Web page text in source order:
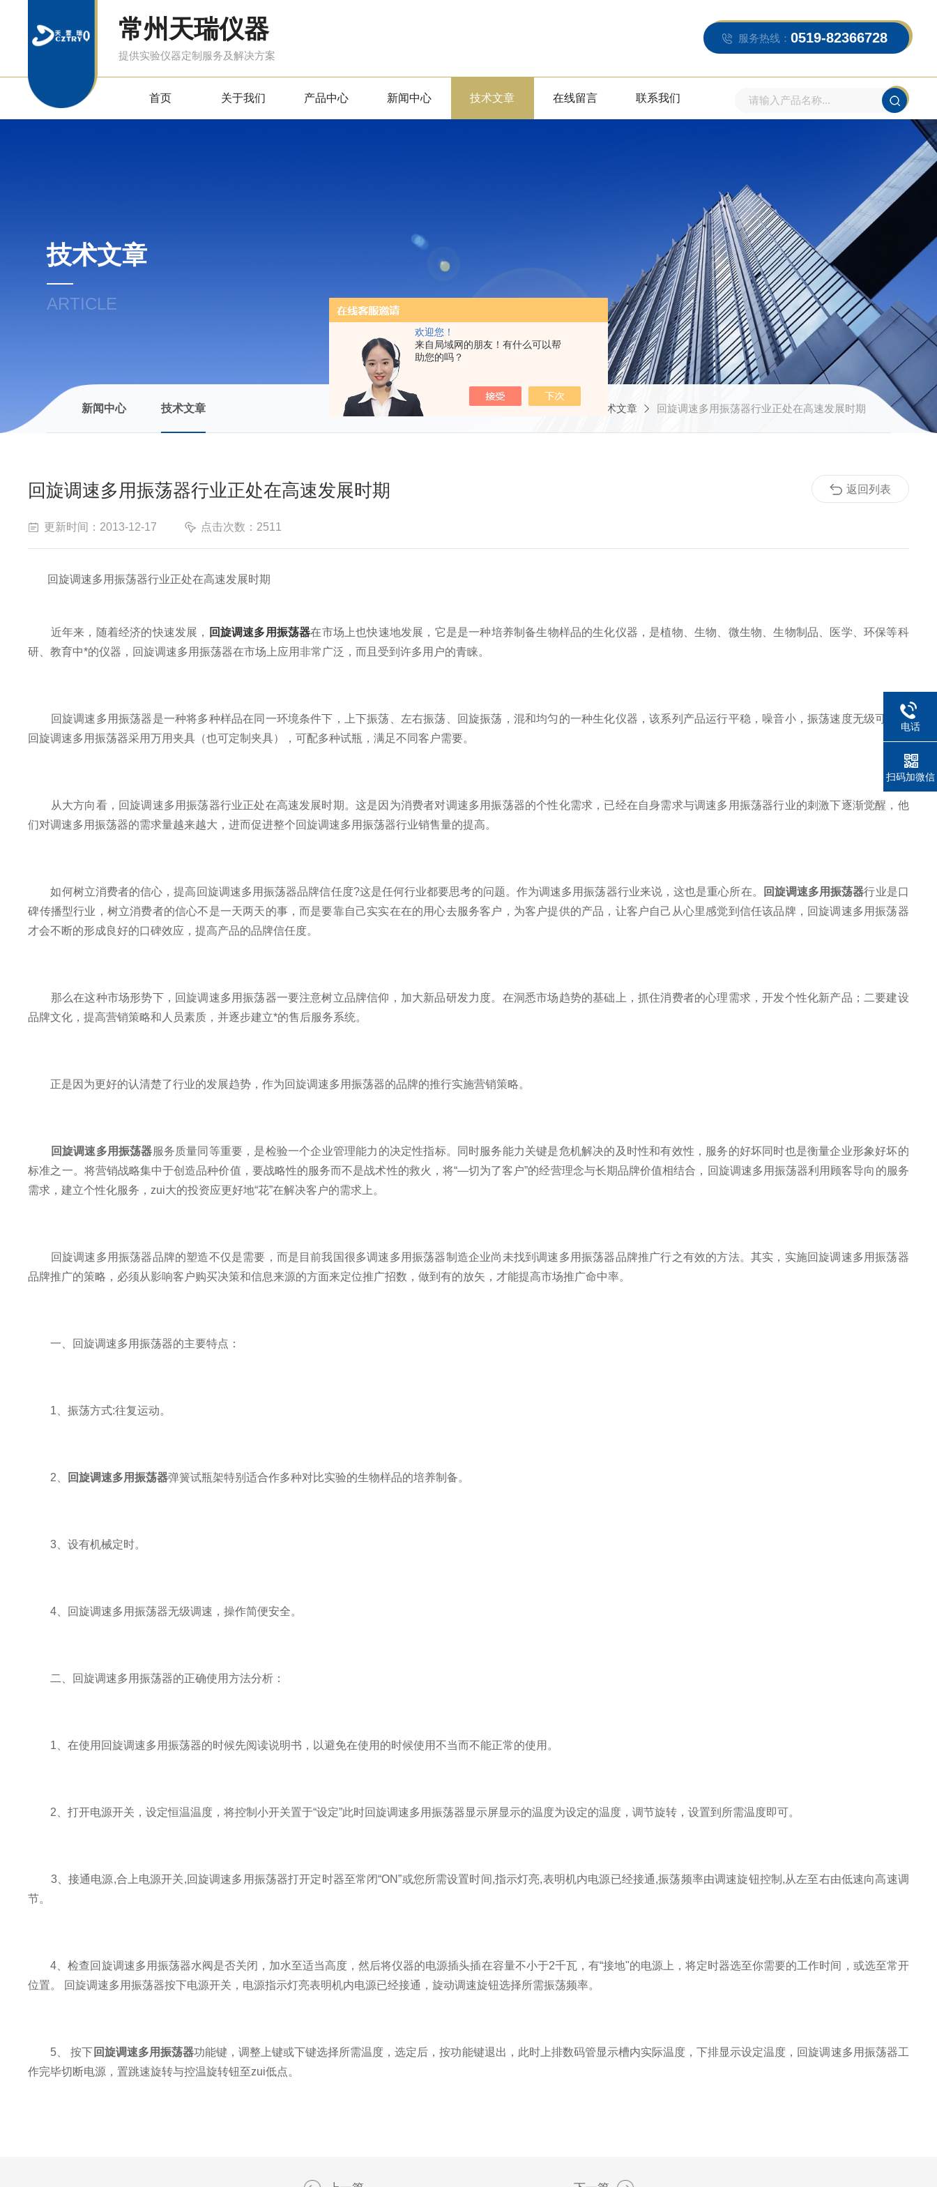
欢迎您！
来自局域网的朋友！有什么可以帮
助您的吗？
常州天瑞仪器
提供实验仪器定制服务及解决方案
服务热线： 0519-82366728
首页 关于我们 产品中心 新闻中心 技术文章 在线留言 联系我们
技术文章
ARTICLE
新闻中心 技术文章 当前位置：首页 技术文章 回旋调速多用振荡器行业正处在高速发展时期
回旋调速多用振荡器行业正处在高速发展时期
更新时间：2013-12-17 点击次数：2511
回旋调速多用振荡器行业正处在高速发展时期
近年来，随着经济的快速发展， 回旋调速多用振荡器在市场上也快速地发展，它是是一种培养制备生物样品的生化仪器，是植物、生物、微生物、生物制品、医学、环保等科
研、教育中*的仪器，回旋调速多用振荡器在市场上应用非常广泛，而且受到许多用户的青睐。
回旋调速多用振荡器是一种将多种样品在同一环境条件下，上下振荡、左右振荡、回旋振荡，混和均匀的一种生化仪器，该系列产品运行平稳，噪音小，振荡速度无级可调，
回旋调速多用振荡器采用万用夹具（也可定制夹具），可配多种试瓶，满足不同客户需要。
从大方向看，回旋调速多用振荡器行业正处在高速发展时期。这是因为消费者对调速多用振荡器的个性化需求，已经在自身需求与调速多用振荡器行业的刺激下逐渐觉醒，他
们对调速多用振荡器的需求量越来越大，进而促进整个回旋调速多用振荡器行业销售量的提高。
如何树立消费者的信心，提高回旋调速多用振荡器品牌信任度?这是任何行业都要思考的问题。作为调速多用振荡器行业来说，这也是重心所在。 回旋调速多用振荡器行业是口
碑传播型行业，树立消费者的信心不是一天两天的事，而是要靠自己实实在在的用心去服务客户，为客户提供的产品，让客户自己从心里感觉到信任该品牌，回旋调速多用振荡器
才会不断的形成良好的口碑效应，提高产品的品牌信任度。
那么在这种市场形势下，回旋调速多用振荡器一要注意树立品牌信仰，加大新品研发力度。在洞悉市场趋势的基础上，抓住消费者的心理需求，开发个性化新产品；二要建设
品牌文化，提高营销策略和人员素质，并逐步建立*的售后服务系统。
正是因为更好的认清楚了行业的发展趋势，作为回旋调速多用振荡器的品牌的推行实施营销策略。
回旋调速多用振荡器服务质量同等重要，是检验一个企业管理能力的决定性指标。同时服务能力关键是危机解决的及时性和有效性，服务的好坏同时也是衡量企业形象好坏的
标准之一。将营销战略集中于创造品种价值，要战略性的服务而不是战术性的救火，将“—切为了客户”的经营理念与长期品牌价值相结合，回旋调速多用振荡器利用顾客导向的服务
需求，建立个性化服务，zui大的投资应更好地“花”在解决客户的需求上。
回旋调速多用振荡器品牌的塑造不仅是需要，而是目前我国很多调速多用振荡器制造企业尚未找到调速多用振荡器品牌推广行之有效的方法。其实，实施回旋调速多用振荡器
品牌推广的策略，必须从影响客户购买决策和信息来源的方面来定位推广招数，做到有的放矢，才能提高市场推广命中率。
一、回旋调速多用振荡器的主要特点：
1、振荡方式:往复运动。
2、 回旋调速多用振荡器弹簧试瓶架特别适合作多种对比实验的生物样品的培养制备。
3、设有机械定时。
4、回旋调速多用振荡器无级调速，操作简便安全。
二、回旋调速多用振荡器的正确使用方法分析：
1、在使用回旋调速多用振荡器的时候先阅读说明书，以避免在使用的时候使用不当而不能正常的使用。
2、打开电源开关，设定恒温温度，将控制小开关置于“设定”此时回旋调速多用振荡器显示屏显示的温度为设定的温度，调节旋转，设置到所需温度即可。
3、接通电源,合上电源开关,回旋调速多用振荡器打开定时器至常闭“ON”或您所需设置时间,指示灯亮,表明机内电源已经接通,振荡频率由调速旋钮控制,从左至右由低速向高速调
节。
4、检查回旋调速多用振荡器水阀是否关闭，加水至适当高度，然后将仪器的电源插头插在容量不小于2千瓦，有“接地"的电源上，将定时器选至你需要的工作时间，或选至常开
位置。 回旋调速多用振荡器按下电源开关，电源指示灯亮表明机内电源已经接通，旋动调速旋钮选择所需振荡频率。
5、 按下 回旋调速多用振荡器功能键，调整上键或下键选择所需温度，选定后，按功能键退出，此时上排数码管显示槽内实际温度，下排显示设定温度，回旋调速多用振荡器工
作完毕切断电源，置跳速旋转与控温旋转钮至zui低点。
返回列表
电话
扫码加微信